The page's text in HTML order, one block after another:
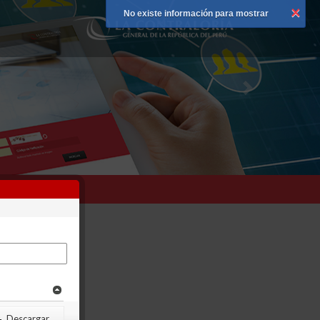
Next
×
No existe información para mostrar